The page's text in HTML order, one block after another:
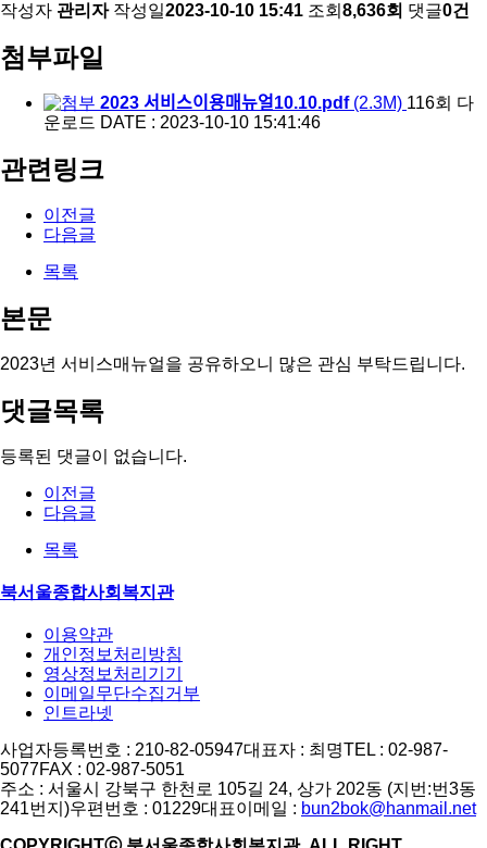
작성자 관리자 작성일2023-10-10 15:41 조회 8,636회 댓글0건
첨부파일
2023 서비스이용매뉴얼10.10.pdf(2.3M) 116회 다
운로드 DATE : 2023-10-10 15:41:46
관련링크
이전글
다음글
목록
본문
2023년 서비스매뉴얼을 공유하오니 많은 관심 부탁드립니다.
댓글목록
등록된 댓글이 없습니다.
이전글
다음글
목록
북서울종합사회복지관
이용약관
개인정보처리방침
영상정보처리기기
이메일무단수집거부
인트라넷
사업자등록번호 : 210-82-05947대표자 : 최명TEL : 02-987-
5077FAX : 02-987-5051
주소 : 서울시 강북구 한천로 105길 24, 상가 202동 (지번:번3동
241번지)우편번호 : 01229대표이메일 : bun2bok@hanmail.net